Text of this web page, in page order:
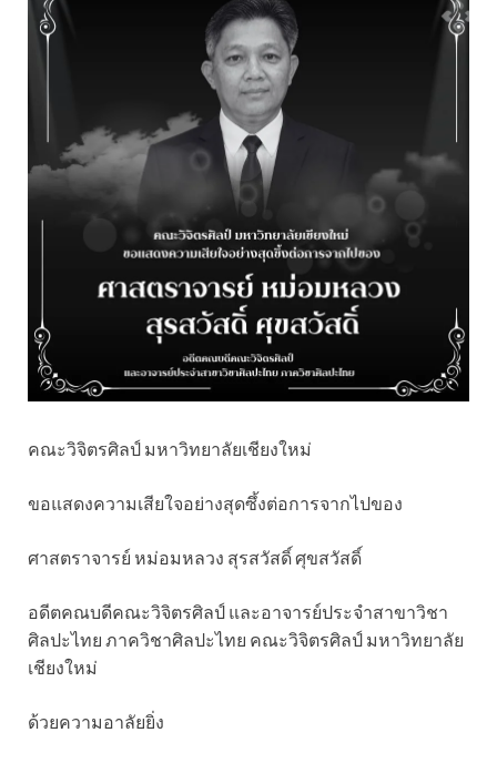
คณะวิจิตรศิลป์ มหาวิทยาลัยเชียงใหม่
ขอแสดงความเสียใจอย่างสุดซึ้งต่อการจากไปของ
ศาสตราจารย์ หม่อมหลวง สุรสวัสดิ์ ศุขสวัสดิ์
อดีตคณบดีคณะวิจิตรศิลป์ และอาจารย์ประจำสาขาวิชา
ศิลปะไทย ภาควิชาศิลปะไทย คณะวิจิตรศิลป์ มหาวิทยาลัย
เชียงใหม่
ด้วยความอาลัยยิ่ง